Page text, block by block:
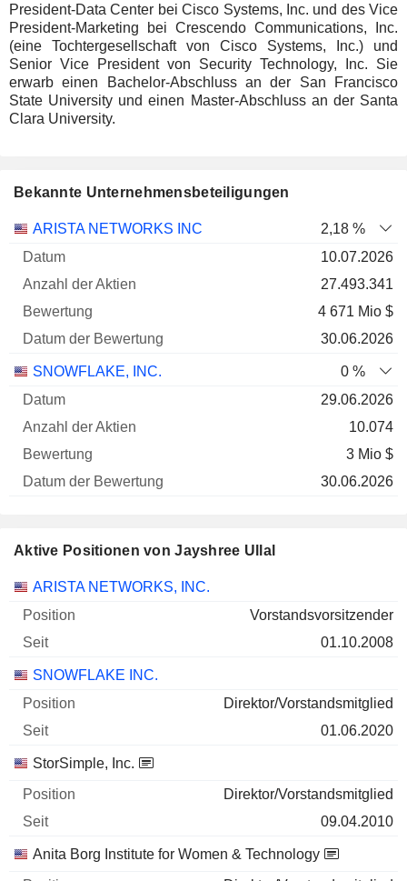
President-Data Center bei Cisco Systems, Inc. und des Vice
President-Marketing bei Crescendo Communications, Inc.
(eine Tochtergesellschaft von Cisco Systems, Inc.) und
Senior Vice President von Security Technology, Inc. Sie
erwarb einen Bachelor-Abschluss an der San Francisco
State University und einen Master-Abschluss an der Santa
Clara University.
Bekannte Unternehmensbeteiligungen
Unternehmen
Anzahl
Bewertung
ARISTA NETWORKS INC
2,18 %
10.07.2026
27.493.341
4 671 Mio $
30.06.2026
SNOWFLAKE, INC.
0 %
29.06.2026
10.074
3 Mio $
30.06.2026
Aktive Positionen von Jayshree Ullal
Unternehmen Position Beginn
ARISTA NETWORKS, INC.
Vorstandsvorsitzender
01.10.2008
SNOWFLAKE INC.
Direktor/Vorstandsmitglied
01.06.2020
StorSimple, Inc.
Direktor/Vorstandsmitglied
09.04.2010
Anita Borg Institute for Women & Technology